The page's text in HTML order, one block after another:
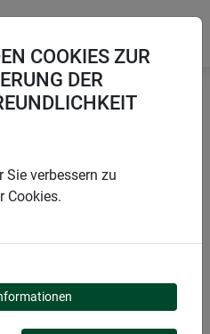
ÖSEN
COOKIES ZUR
DER
Sie verbessern zu
Cookies.